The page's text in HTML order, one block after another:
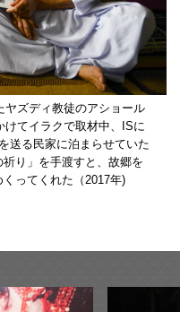
ヤズディ教徒のアショール
けてイラクで取材中、ISに
送る民家に泊まらせていた
り」を手渡すと、故郷を
ってくれた（2017年)